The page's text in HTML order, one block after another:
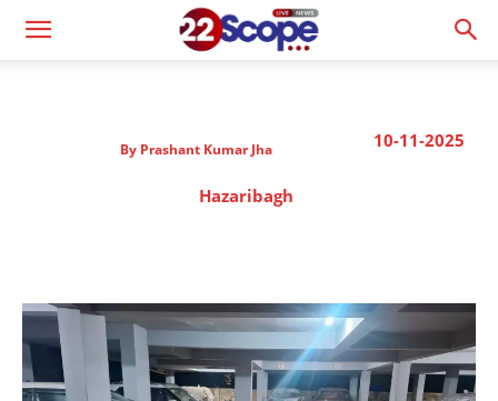
10-11-2025
By Prashant Kumar Jha
Hazaribagh